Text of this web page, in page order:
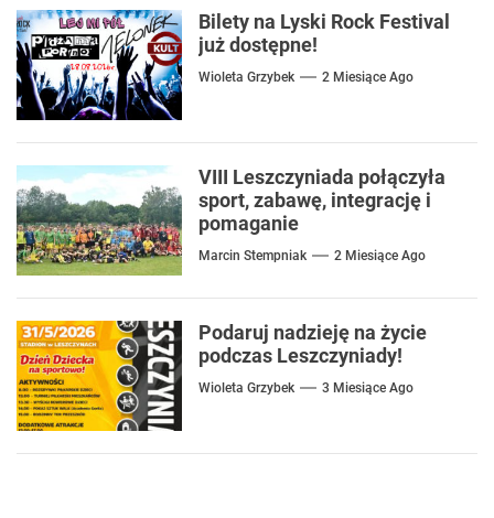
Bilety na Lyski Rock Festival
już dostępne!
Wioleta Grzybek 2 Miesiące Ago
VIII Leszczyniada połączyła
sport, zabawę, integrację i
pomaganie
Marcin Stempniak 2 Miesiące Ago
Podaruj nadzieję na życie
podczas Leszczyniady!
Wioleta Grzybek 3 Miesiące Ago